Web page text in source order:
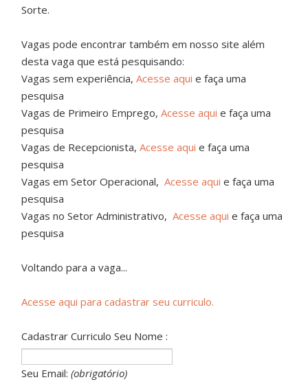
Sorte.
Vagas pode encontrar também em nosso site além
desta vaga que está pesquisando:
Vagas sem experiência,Acesse aqui e faça uma
pesquisa
Vagas de Primeiro Emprego,Acesse aqui e faça uma
pesquisa
Vagas de Recepcionista,Acesse aqui e faça uma
pesquisa
Vagas em Setor Operacional,Acesse aqui e faça uma
pesquisa
Vagas no Setor Administrativo,Acesse aqui e faça uma
pesquisa
Voltando para a vaga...
Acesse aqui para cadastrar seu curriculo.
Cadastrar Curriculo Seu Nome :
Seu Email:(obrigatório)